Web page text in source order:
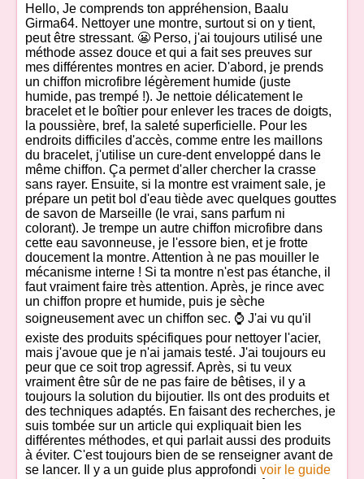
Hello, Je comprends ton appréhension, Baalu
Girma64. Nettoyer une montre, surtout si on y tient,
peut être stressant. 😬 Perso, j'ai toujours utilisé une
méthode assez douce et qui a fait ses preuves sur
mes différentes montres en acier. D'abord, je prends
un chiffon microfibre légèrement humide (juste
humide, pas trempé !). Je nettoie délicatement le
bracelet et le boîtier pour enlever les traces de doigts,
la poussière, bref, la saleté superficielle. Pour les
endroits difficiles d'accès, comme entre les maillons
du bracelet, j'utilise un cure-dent enveloppé dans le
même chiffon. Ça permet d'aller chercher la crasse
sans rayer. Ensuite, si la montre est vraiment sale, je
prépare un petit bol d'eau tiède avec quelques gouttes
de savon de Marseille (le vrai, sans parfum ni
colorant). Je trempe un autre chiffon microfibre dans
cette eau savonneuse, je l'essore bien, et je frotte
doucement la montre. Attention à ne pas mouiller le
mécanisme interne ! Si ta montre n'est pas étanche, il
faut vraiment faire très attention. Après, je rince avec
un chiffon propre et humide, puis je sèche
soigneusement avec un chiffon sec. ⌚ J'ai vu qu'il
existe des produits spécifiques pour nettoyer l'acier,
mais j'avoue que je n'ai jamais testé. J'ai toujours eu
peur que ce soit trop agressif. Après, si tu veux
vraiment être sûr de ne pas faire de bêtises, il y a
toujours la solution du bijoutier. Ils ont des produits et
des techniques adaptés. En faisant des recherches, je
suis tombée sur un article qui expliquait bien les
différentes méthodes, et qui parlait aussi des produits
à éviter. C'est toujours bien de se renseigner avant de
se lancer. Il y a un guide plus approfondi voir le guide